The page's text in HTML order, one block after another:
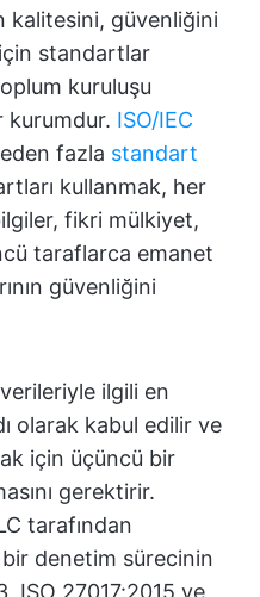
kalitesini, güvenliğini
standartlar
kuruluşu
kurumdur. ISO/IEC
fazla standart
kullanmak, her
fikri mülkiyet,
taraflarca emanet
güvenliğini
ilgili en
olarak kabul edilir ve
için üçüncü bir
gerektirir.
tarafından
denetim sürecinin
ISO 27017:2015 ve